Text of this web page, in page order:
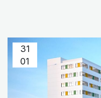
31
01